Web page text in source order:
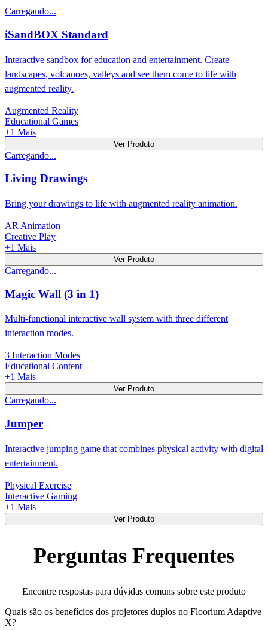
Carregando...
iSandBOX Standard
Interactive sandbox for education and entertainment. Create
landscapes, volcanoes, valleys and see them come to life with
augmented reality.
Augmented Reality
Educational Games
+1 Mais
Ver Produto
Carregando...
Living Drawings
Bring your drawings to life with augmented reality animation.
AR Animation
Creative Play
+1 Mais
Ver Produto
Carregando...
Magic Wall (3 in 1)
Multi-functional interactive wall system with three different
interaction modes.
3 Interaction Modes
Educational Content
+1 Mais
Ver Produto
Carregando...
Jumper
Interactive jumping game that combines physical activity with digital
entertainment.
Physical Exercise
Interactive Gaming
+1 Mais
Ver Produto
Perguntas Frequentes
Encontre respostas para dúvidas comuns sobre este produto
Quais são os benefícios dos projetores duplos no Floorium Adaptive
X?